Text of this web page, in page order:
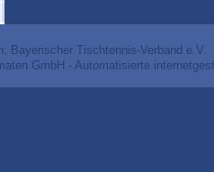
Bayerischer Tischtennis-Verband e.V.
GmbH - Automatisierte